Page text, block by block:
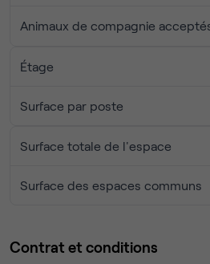
Animaux de compagnie
Étage
Surface par poste
Surface totale de l'espace
Surface des espaces communs
Contrat et conditions